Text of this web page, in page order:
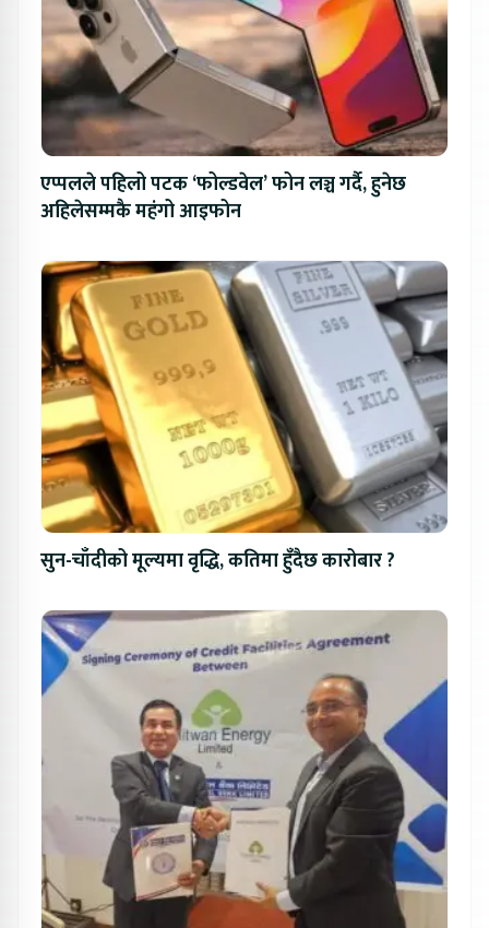
एप्पलले पहिलो पटक ‘फोल्डवेल’ फोन लञ्च गर्दै, हुनेछ
अहिलेसम्मकै महंगो आइफोन
सुन-चाँदीको मूल्यमा वृद्धि, कतिमा हुँदैछ कारोबार ?